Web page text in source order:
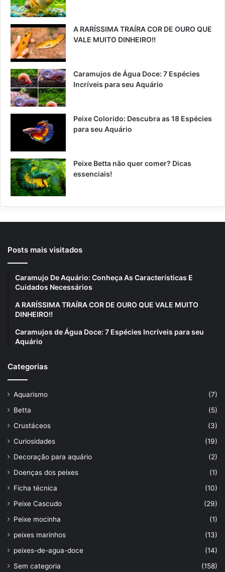
A RARÍSSIMA TRAÍRA COR DE OURO QUE
VALE MUITO DINHEIRO!!
Caramujos de Água Doce: 7 Espécies
Incríveis para seu Aquário
Peixe Colorido: Descubra as 18 Espécies
para seu Aquário
Peixe Betta não quer comer? Dicas
essenciais!
Posts mais visitados
Caramujo De Aquário: Conheça As Características E
Cuidados Necessários
A RARÍSSIMA TRAÍRA COR DE OURO QUE VALE MUITO
DINHEIRO!!
Caramujos de Água Doce: 7 Espécies Incríveis para seu
Aquário
Categorias
Aquarismo
(7)
Betta
(5)
Crustáceos
(3)
Curiosidades
(19)
Decoração para aquário
(2)
Doenças dos peixes
(1)
Ficha técnica
(10)
Peixe Cascudo
(29)
Peixe mocinha
(1)
peixes marinhos
(13)
peixes-de-agua-doce
(14)
Sem categoria
(158)